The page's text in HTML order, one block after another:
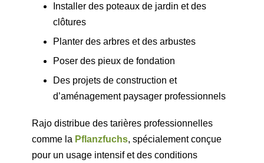
Installer des poteaux de jardin et des
clôtures
Planter des arbres et des arbustes
Poser des pieux de fondation
Des projets de construction et
d’aménagement paysager professionnels
Rajo distribue des tarières professionnelles
comme la Pflanzfuchs, spécialement conçue
pour un usage intensif et des conditions